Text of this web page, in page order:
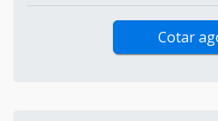
Cotar